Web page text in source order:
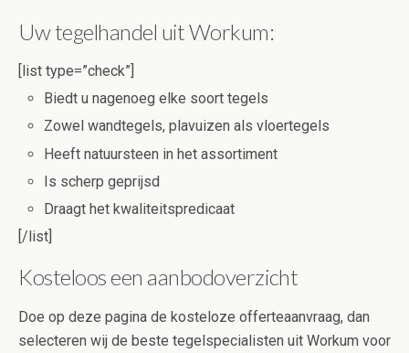
Uw tegelhandel uit Workum:
[list type=”check”]
Biedt u nagenoeg elke soort tegels
Zowel wandtegels, plavuizen als vloertegels
Heeft natuursteen in het assortiment
Is scherp geprijsd
Draagt het kwaliteitspredicaat
[/list]
Kosteloos een aanbodoverzicht
Doe op deze pagina de kosteloze offerteaanvraag, dan
selecteren wij de beste tegelspecialisten uit Workum voor